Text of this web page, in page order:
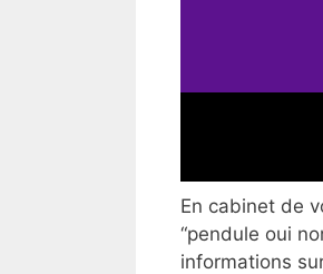
En cabinet de
“pendule oui
informations